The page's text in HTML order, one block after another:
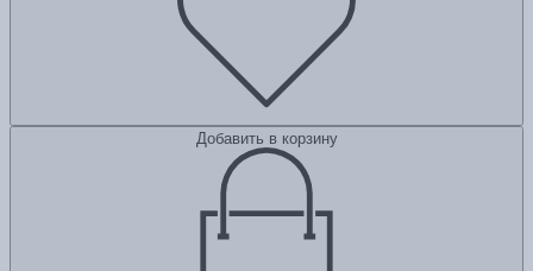
Добавить в корзину